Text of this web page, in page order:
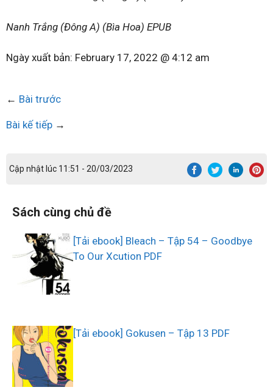
Nanh Trắng (Đông A) (Bìa Hoa) EPUB
Ngày xuất bản: February 17, 2022 @ 4:12 am
← Bài trước
Bài kế tiếp →
Cập nhật lúc 11:51 - 20/03/2023
Sách cùng chủ đề
[Tải ebook] Bleach – Tập 54 – Goodbye
To Our Xcution PDF
[Tải ebook] Gokusen – Tập 13 PDF